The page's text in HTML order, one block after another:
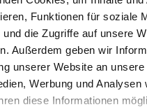
Funktionen für soziale
und die Zugriffe auf unsere
Außerdem geben wir
unserer Website an
Werbung und Analysen
diese Informationen
Top
Mercedes-Benz
Hyundai